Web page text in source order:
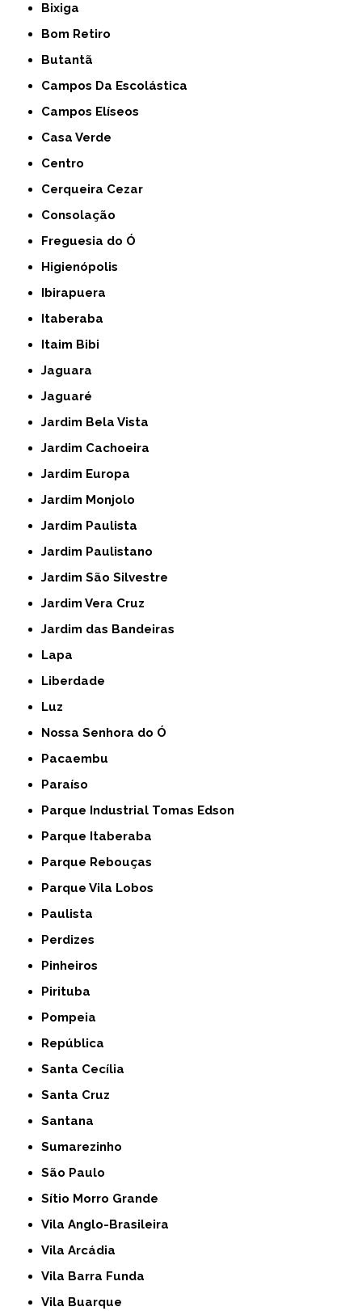
Bixiga
Bom Retiro
Butantã
Campos Da Escolástica
Campos Elíseos
Casa Verde
Centro
Cerqueira Cezar
Consolação
Freguesia do Ó
Higienópolis
Ibirapuera
Itaberaba
Itaim Bibi
Jaguara
Jaguaré
Jardim Bela Vista
Jardim Cachoeira
Jardim Europa
Jardim Monjolo
Jardim Paulista
Jardim Paulistano
Jardim São Silvestre
Jardim Vera Cruz
Jardim das Bandeiras
Lapa
Liberdade
Luz
Nossa Senhora do Ó
Pacaembu
Paraíso
Parque Industrial Tomas Edson
Parque Itaberaba
Parque Rebouças
Parque Vila Lobos
Paulista
Perdizes
Pinheiros
Pirituba
Pompeia
República
Santa Cecília
Santa Cruz
Santana
Sumarezinho
São Paulo
Sítio Morro Grande
Vila Anglo-Brasileira
Vila Arcádia
Vila Barra Funda
Vila Buarque